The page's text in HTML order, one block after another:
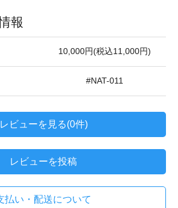
報
10,000円(税込11,000円)
#NAT-011
レビューを見る(0件)
レビューを投稿
払い・配送について